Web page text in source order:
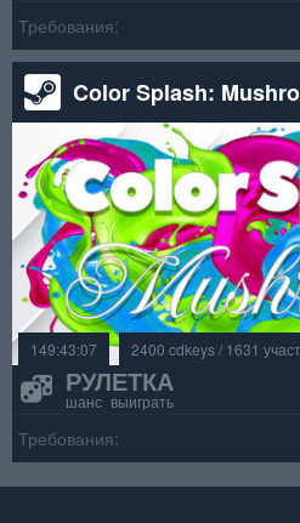
Требования:
Color Splash:
149:43:07 2400 cdkeys / 1631
РУЛЕТКА
шанс выиграть
Требования: